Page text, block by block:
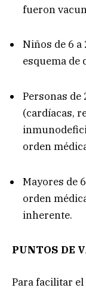
fueron
Niños de 6
esquema de
Personas de
(cardíacas,
orden
Mayores de
orden
inherente.
PUNTOS DE
Para facilitar el